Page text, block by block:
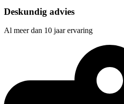
Deskundig advies
Al meer dan 10 jaar ervaring